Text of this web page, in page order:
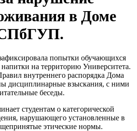
в Доме
СПбГУП.
попытки обучающихся
на территорию Университета.
внутреннего распорядка Дома
дисциплинарные взыскания, с ними
беседы.
студентам о категорической
нарушающего установленные в
этические нормы.